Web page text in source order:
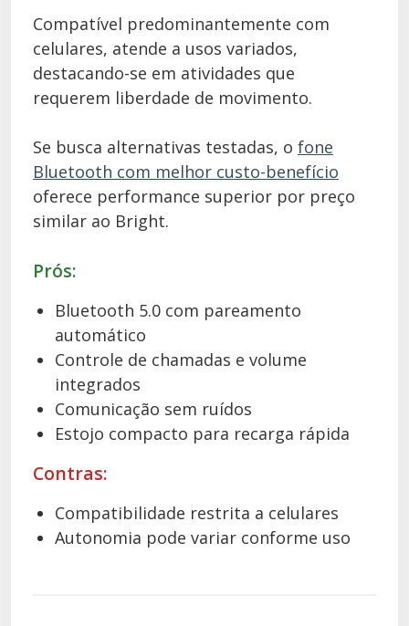
Compatível predominantemente com
celulares, atende a usos variados,
destacando-se em atividades que
requerem liberdade de movimento.
Se busca alternativas testadas, o fone
Bluetooth com melhor custo-benefício
oferece performance superior por preço
similar ao Bright.
Prós:
Bluetooth 5.0 com pareamento
automático
Controle de chamadas e volume
integrados
Comunicação sem ruídos
Estojo compacto para recarga rápida
Contras:
Compatibilidade restrita a celulares
Autonomia pode variar conforme uso